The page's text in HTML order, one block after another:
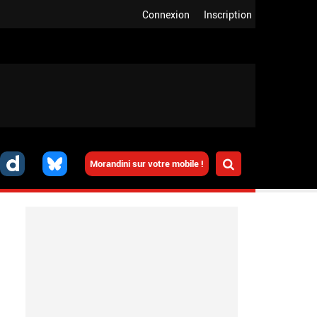
Inscription
Connexion
Morandini sur votre mobile !